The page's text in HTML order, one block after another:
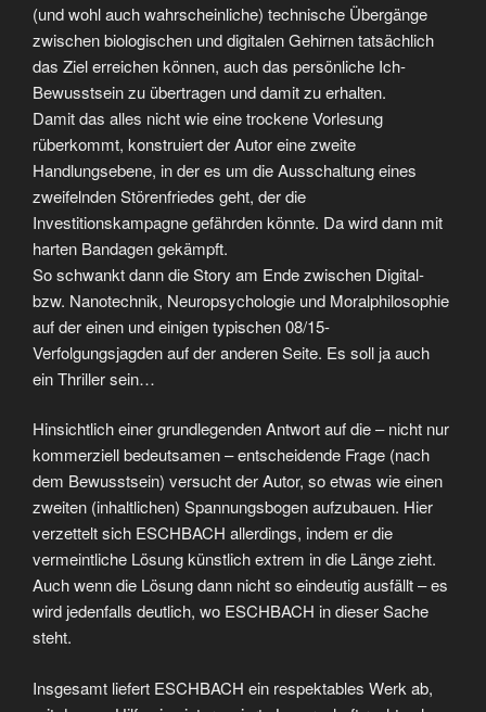
(und wohl auch wahrscheinliche) technische Übergänge
zwischen biologischen und digitalen Gehirnen tatsächlich
das Ziel erreichen können, auch das persönliche Ich-
Bewusstsein zu übertragen und damit zu erhalten.
Damit das alles nicht wie eine trockene Vorlesung
rüberkommt, konstruiert der Autor eine zweite
Handlungsebene, in der es um die Ausschaltung eines
zweifelnden Störenfriedes geht, der die
Investitionskampagne gefährden könnte. Da wird dann mit
harten Bandagen gekämpft.
So schwankt dann die Story am Ende zwischen Digital-
bzw. Nanotechnik, Neuropsychologie und Moralphilosophie
auf der einen und einigen typischen 08/15-
Verfolgungsjagden auf der anderen Seite. Es soll ja auch
ein Thriller sein…
Hinsichtlich einer grundlegenden Antwort auf die – nicht nur
kommerziell bedeutsamen – entscheidende Frage (nach
dem Bewusstsein) versucht der Autor, so etwas wie einen
zweiten (inhaltlichen) Spannungsbogen aufzubauen. Hier
verzettelt sich ESCHBACH allerdings, indem er die
vermeintliche Lösung künstlich extrem in die Länge zieht.
Auch wenn die Lösung dann nicht so eindeutig ausfällt – es
wird jedenfalls deutlich, wo ESCHBACH in dieser Sache
steht.
Insgesamt liefert ESCHBACH ein respektables Werk ab,